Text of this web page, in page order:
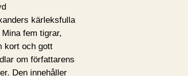
kärleksfulla
Mina fem tigrar,
kort och gott
om författarens
Den innehåller